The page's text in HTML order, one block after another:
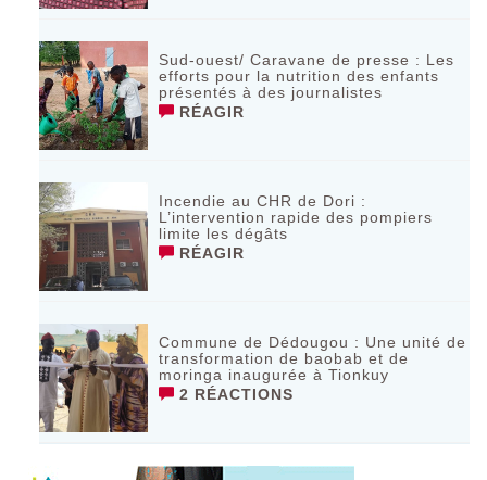
Sud-ouest/ Caravane de presse : Les
efforts pour la nutrition des enfants
présentés à des journalistes
RÉAGIR
Incendie au CHR de Dori :
L’intervention rapide des pompiers
limite les dégâts
RÉAGIR
Commune de Dédougou : Une unité de
transformation de baobab et de
moringa inaugurée à Tionkuy
2 RÉACTIONS